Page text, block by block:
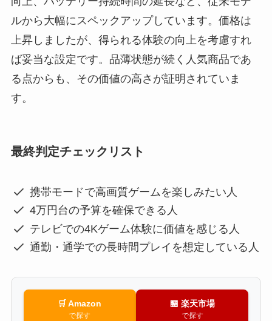
ルから大幅にスペックアップしています。価格は
上昇しましたが、得られる体験の向上を考慮すれ
ば妥当な設定です。品薄状態が続く人気商品であ
る点からも、その価値の高さが証明されていま
す。
最終判定チェックリスト
携帯モードで高画質ゲームを楽しみたい人
4万円台の予算を確保できる人
テレビでの4Kゲーム体験に価値を感じる人
通勤・通学での長時間プレイを想定している人
🛒 Amazon
で探す
🏪 楽天市場
で探す